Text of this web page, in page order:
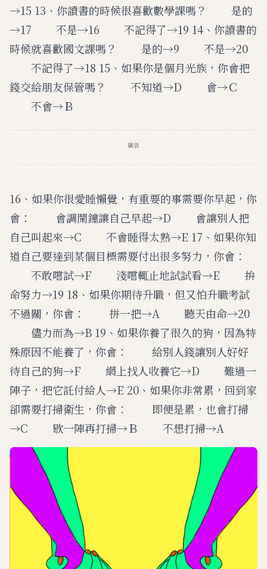
→15 13、你讀書的時候很喜歡數學課嗎？ 是的
→17 不是→16 不記得了→19 14、你讀書的
時候就喜歡國文課嗎？ 是的→9 不是→20
不記得了→18 15、如果你是個月光族，你會把
錢交給朋友保管嗎？ 不知道→D 會→Ｃ
不會→Ｂ
廣告
16、如果你很愛睡懶覺，有重要的事需要你早起，你
會： 會調鬧鐘讓自己早起→D 會讓別人把
自己叫起來→C 不會睡得太熟→E 17、如果你知
道自己要達到某個目標需要付出很多努力，你會：
不敢嚐試→F 淺嚐輒止地試試看→E 拚
命努力→19 18、如果你期待升職，但又怕升職考試
不過關，你會： 拼一把→A 聽天由命→20
儘力而為→B 19、如果你養了很久的狗，因為特
殊原因不能養了，你會： 給別人錢讓別人好好
待自己的狗→F 網上找人收養它→D 難過一
陣子，把它託付給人→E 20、如果你非常累，回到家
卻需要打掃衛生，你會： 即便是累，也會打掃
→C 歇一陣再打掃→Ｂ 不想打掃→A